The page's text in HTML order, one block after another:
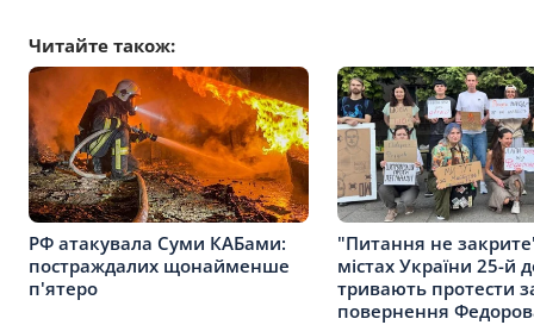
Читайте також:
РФ атакувала Суми КАБами:
постраждалих щонайменше
п'ятеро
"Питання не
містах України 25-й
тривають протести
повернення